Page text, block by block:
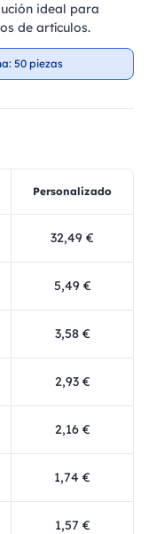
ideal para
de artículos.
50 piezas
Personalizado
32,49 €
5,49 €
3,58 €
2,93 €
2,16 €
1,74 €
1,57 €